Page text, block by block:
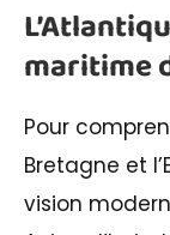
maritime
Pour
Bretagne et
vision